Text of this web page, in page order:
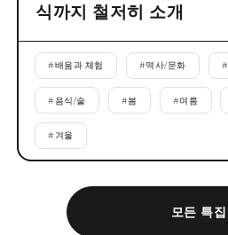
모든 특집
식까지 철저히 소개
#배움과 체험 #역사/문화 #
#음식/술 #봄 #여름
# 겨울